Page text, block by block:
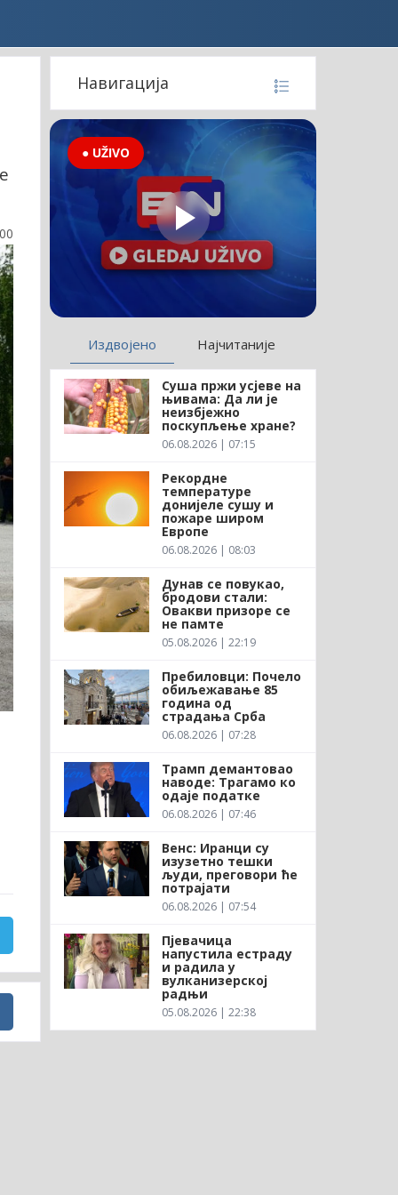
Навигација
● UŽIVO
Издвојено Најчитаније
Суша пржи усјеве на
њивама: Да ли је
неизбјежно
поскупљење хране?
06.08.2026 | 07:15
Рекордне
температуре
донијеле сушу и
пожаре широм
Европе
06.08.2026 | 08:03
Дунав се повукао,
бродови стали:
Овакви призоре се
не памте
05.08.2026 | 22:19
Пребиловци: Почело
обиљежавање 85
година од
страдања Срба
06.08.2026 | 07:28
Трамп демантовао
наводе: Трагамо ко
одаје податке
06.08.2026 | 07:46
Венс: Иранци су
изузетно тешки
људи, преговори ће
потрајати
06.08.2026 | 07:54
Пјевачица
напустила естраду
и радила у
вулканизерској
радњи
05.08.2026 | 22:38